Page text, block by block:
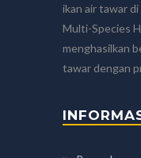
ikan air tawar
Multi-Species
menghasilkan
tawar dengan